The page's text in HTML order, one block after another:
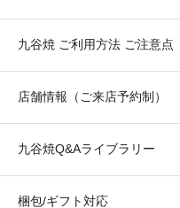
九谷焼 ご利用方法 ご注意点
店舗情報（ご来店予約制）
九谷焼Q&Aライブラリー
梱包/ギフト対応